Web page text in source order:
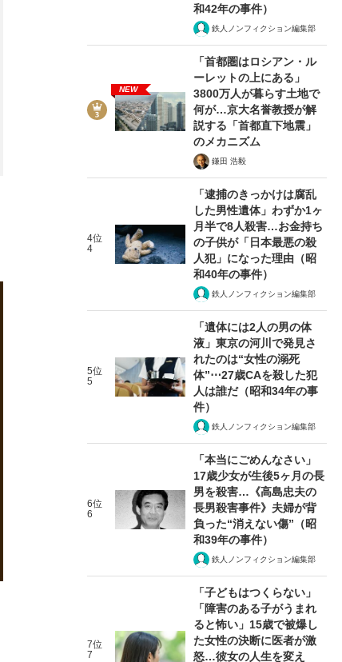
和42年の事件）
鉄人ノンフィクション編集部
NEW
「首都圏はロシアン・ル
ーレットの上にある」
3800万人が暮らす土地で
何が…京大名誉教授が解
説する「首都直下地震」
のメカニズム
鎌田 浩毅
4位
4
「逮捕のきっかけは腐乱
した男性遺体」わずか1ヶ
月半で8人殺害…お金持ち
の子供が「日本最悪の殺
人犯」になった理由（昭
和40年の事件）
鉄人ノンフィクション編集部
5位
5
「遺体には2人の男の体
液」東京の河川で発見さ
れたのは“女性の溺死
体”⋯27歳CAを殺した犯
人は誰だ（昭和34年の事
件）
鉄人ノンフィクション編集部
6位
6
「本当にごめんなさい」
17歳少女が生後5ヶ月の長
男を殺害…《高島忠夫の
長男殺害事件》夫婦が背
負った“消えない傷”（昭
和39年の事件）
鉄人ノンフィクション編集部
7位
7
「子どもはつくらない」
「障害のある子がうまれ
ると怖い」15歳で被爆し
た女性の決断に医者が激
怒…彼女の人生を変え